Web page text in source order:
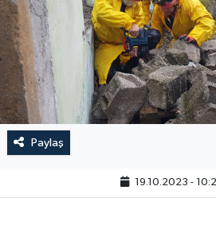
Paylaş
19.10.2023 -